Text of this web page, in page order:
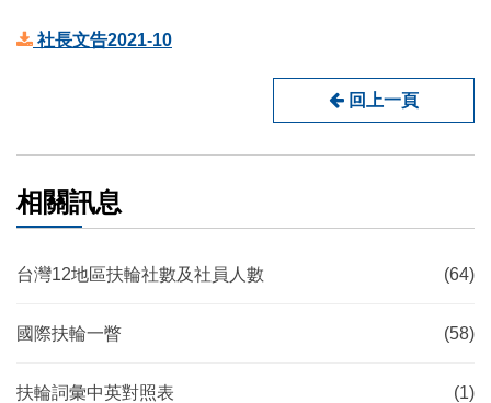
社長文告2021-10
回上一頁
相關訊息
台灣12地區扶輪社數及社員人數 (64)
國際扶輪一瞥 (58)
扶輪詞彙中英對照表 (1)